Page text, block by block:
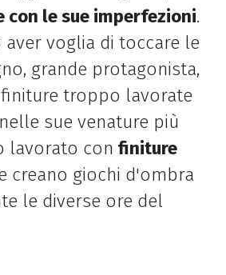
con le sue imperfezioni.
aver voglia di toccare le
grande protagonista,
troppo lavorate
sue venature più
lavorato con finiture
creano giochi d'ombra
le diverse ore del